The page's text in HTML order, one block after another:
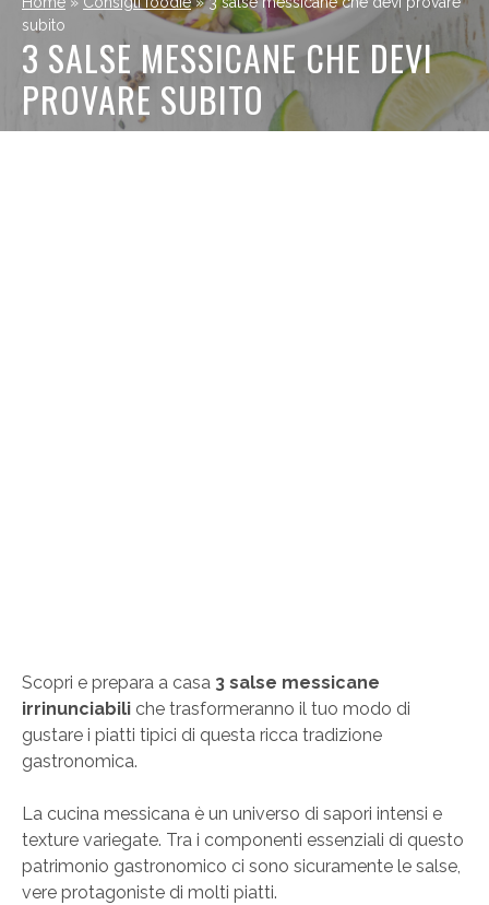
subito
3 SALSE MESSICANE CHE DEVI
PROVARE SUBITO
Scopri e prepara a casa 3 salse messicane
irrinunciabili che trasformeranno il tuo modo di
gustare i piatti tipici di questa ricca tradizione
gastronomica.
La cucina messicana è un universo di sapori intensi e
texture variegate. Tra i componenti essenziali di questo
patrimonio gastronomico ci sono sicuramente le salse,
vere protagoniste di molti piatti.